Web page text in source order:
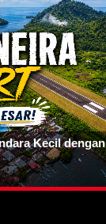
Kecil